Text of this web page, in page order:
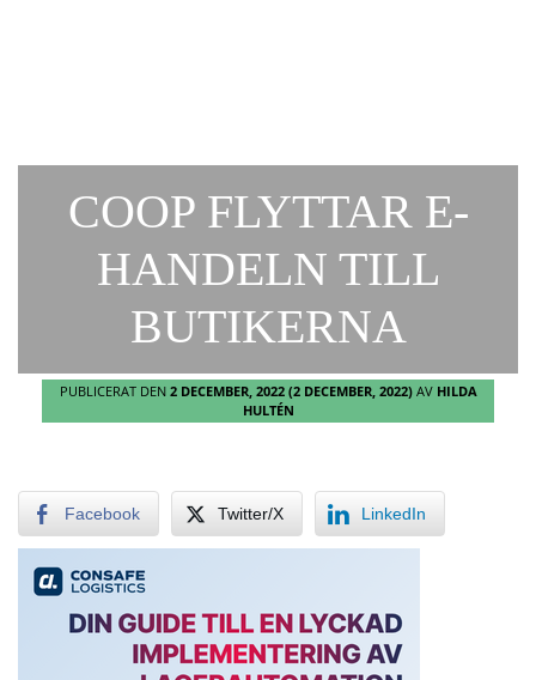
COOP FLYTTAR E-
HANDELN TILL
BUTIKERNA
PUBLICERAT DEN 2 DECEMBER, 2022(2 DECEMBER, 2022) AV HILDA
HULTÉN
Facebook Twitter/X LinkedIn